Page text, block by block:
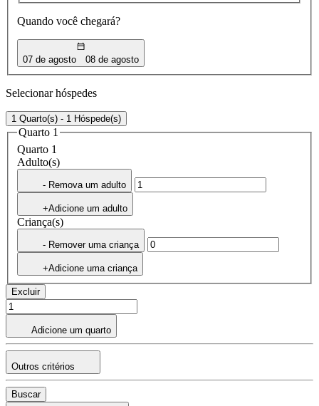
Quando você chegará?
07 de agosto 08 de agosto
Selecionar hóspedes
1 Quarto(s) - 1 Hóspede(s)
Quarto 1
Quarto 1
Adulto(s)
- Remova um adulto
+Adicione um adulto
Criança(s)
- Remover uma criança
+Adicione uma criança
Excluir
Adicione um quarto
Outros critérios
Buscar